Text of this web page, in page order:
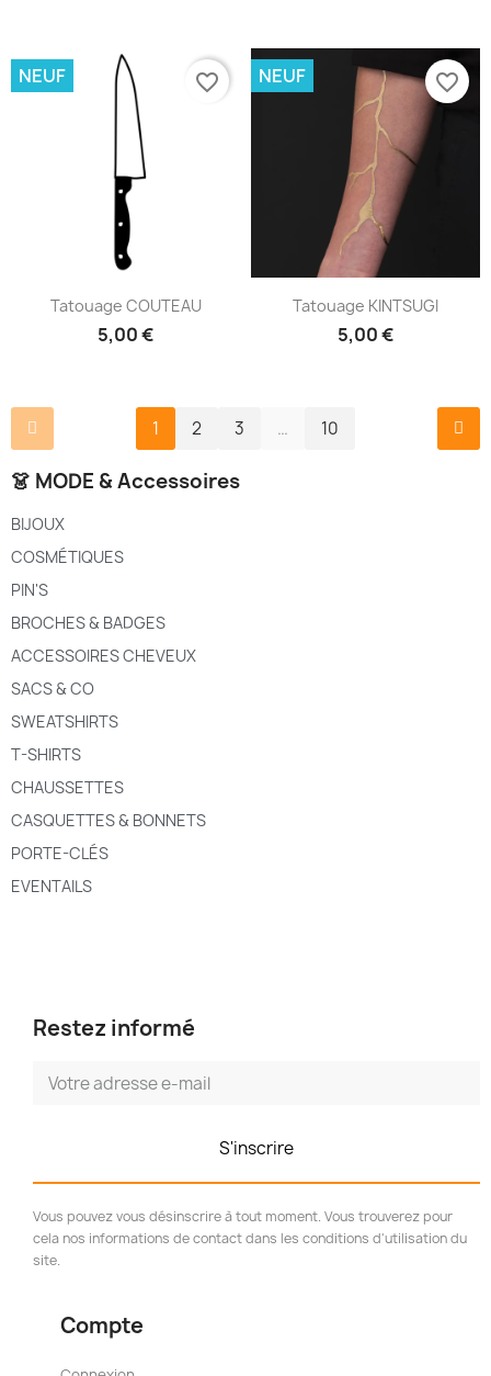
👗 MODE & Accessoires
BIJOUX
COSMÉTIQUES
PIN'S
BROCHES & BADGES
ACCESSOIRES CHEVEUX
SACS & CO
SWEATSHIRTS
T-SHIRTS
CHAUSSETTES
CASQUETTES & BONNETS
PORTE-CLÉS
EVENTAILS
Tatouage COUTEAU
5,00 €
NEUF favorite_border
Tatouage KINTSUGI
5,00 €
NEUF favorite_border
1 2 3 … 10
Restez informé
S'inscrire
Vous pouvez vous désinscrire à tout moment. Vous trouverez pour
cela nos informations de contact dans les conditions d'utilisation du
site.
Compte